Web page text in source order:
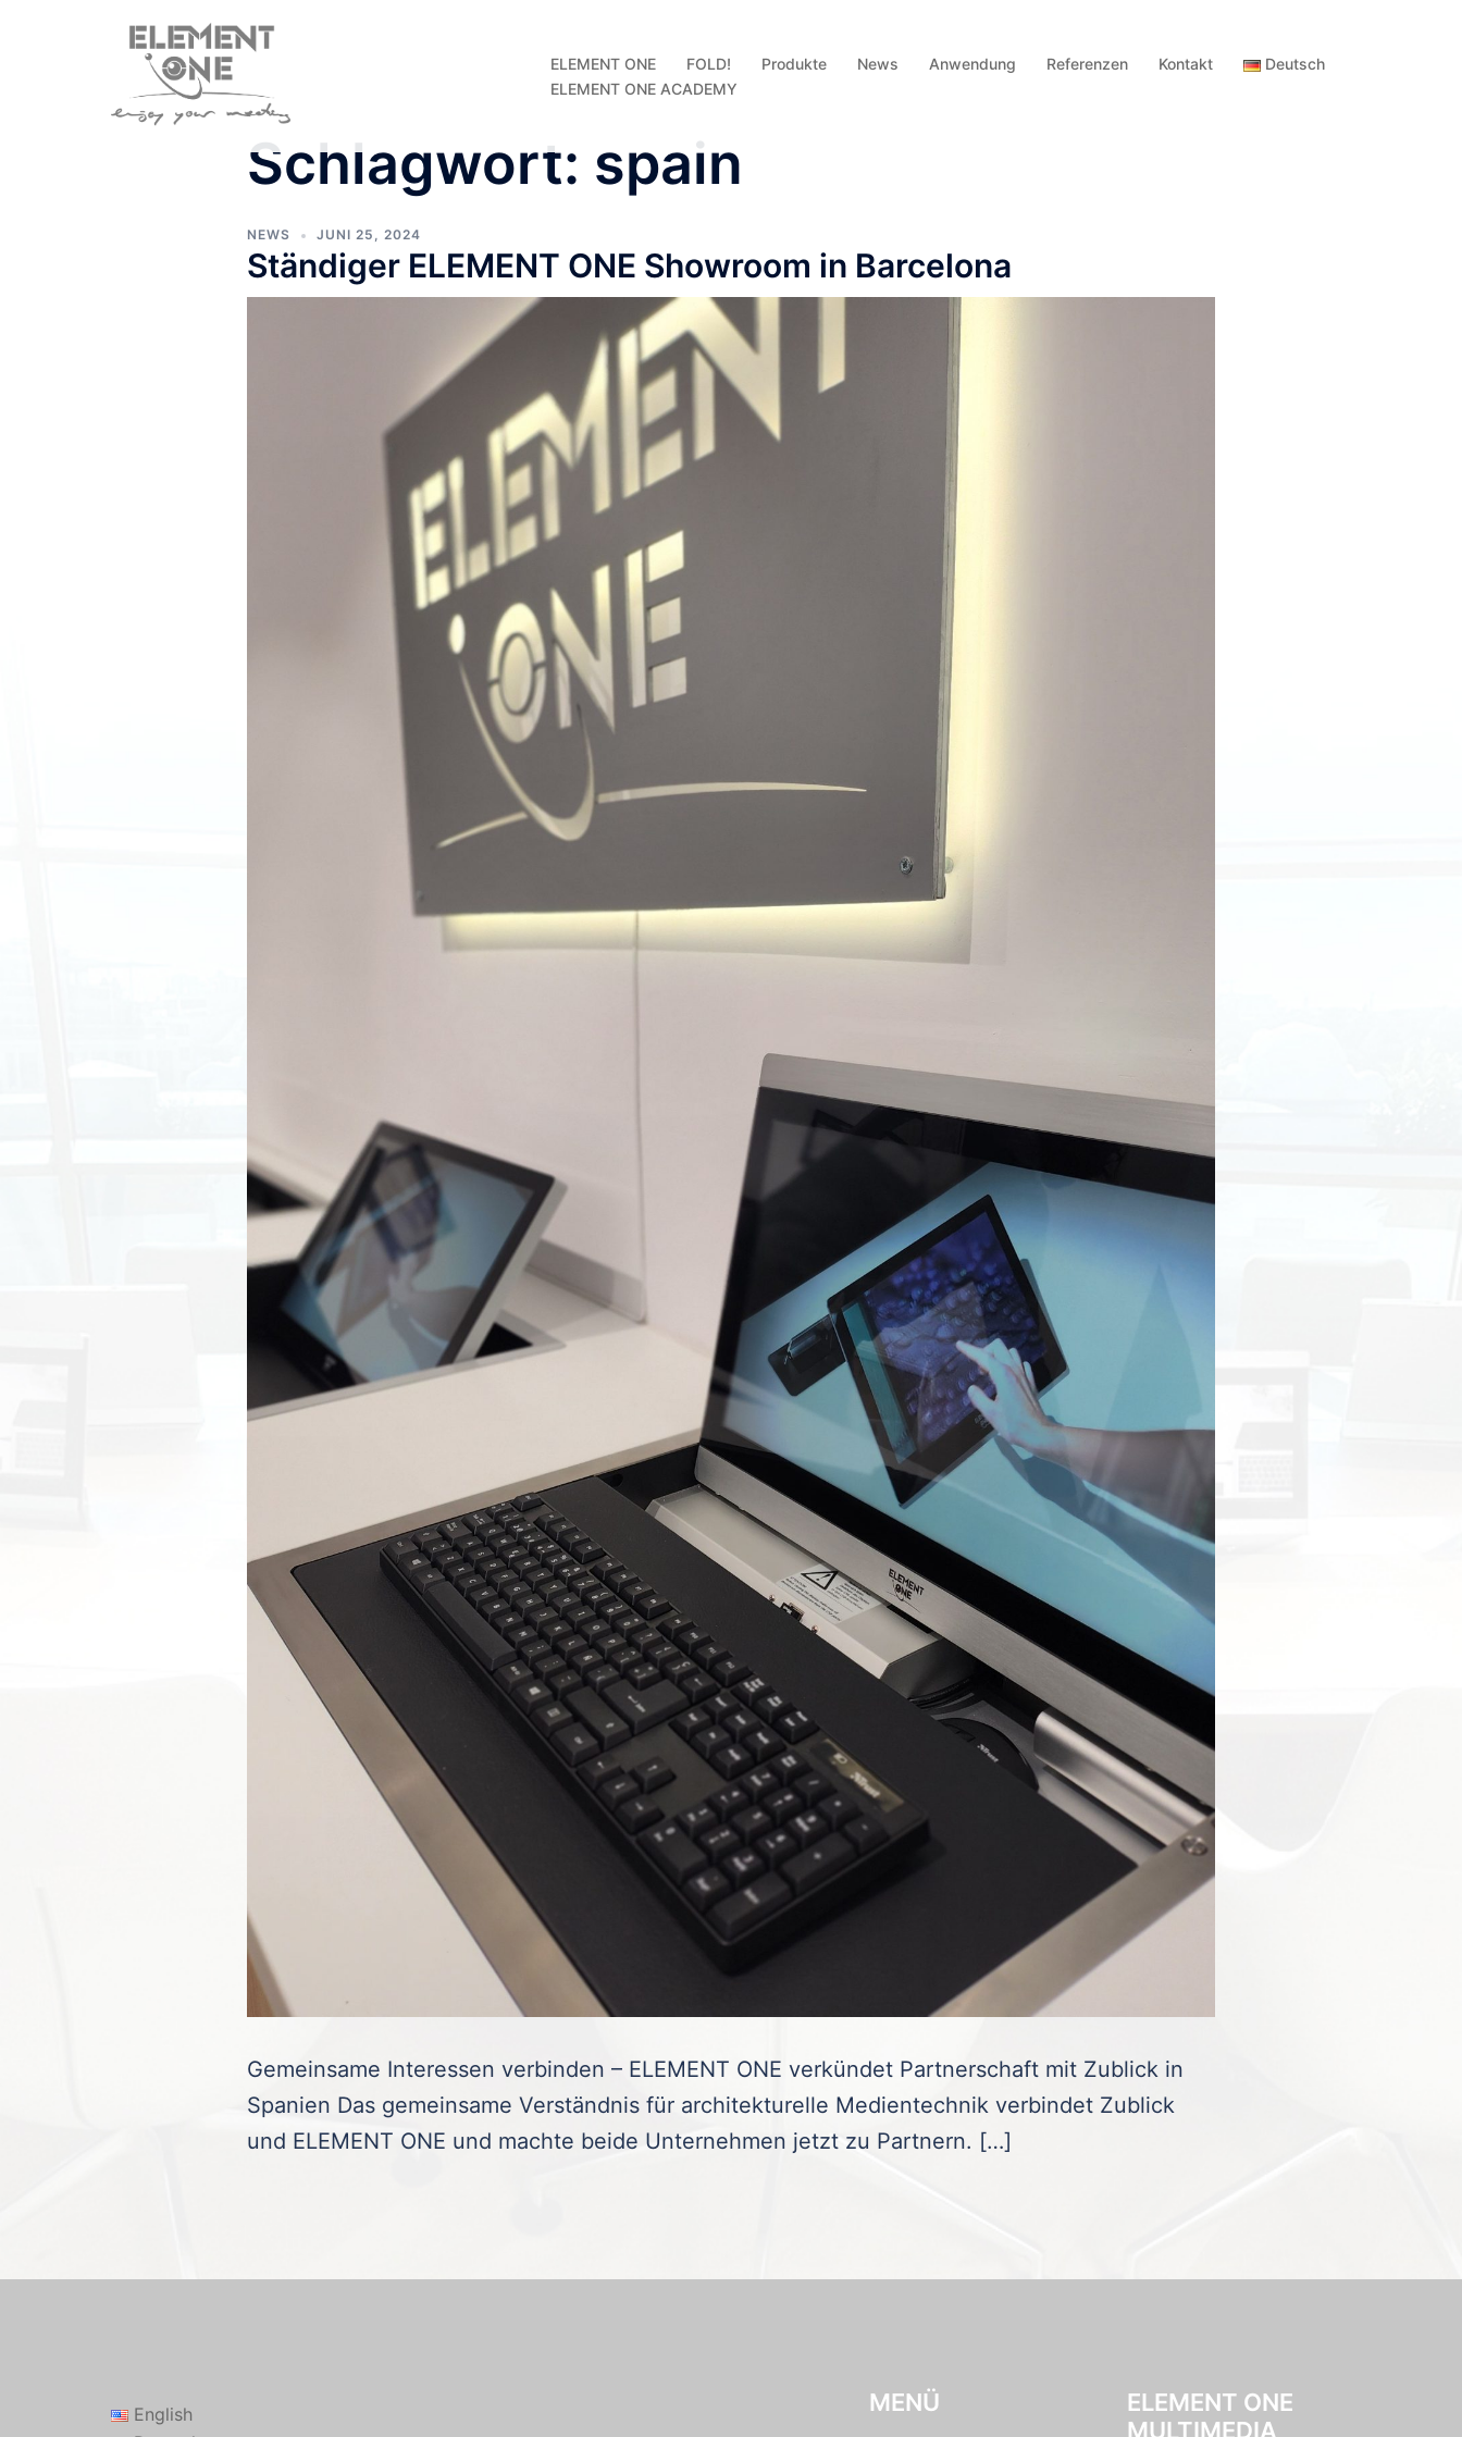
ELEMENT ONE FOLD! Produkte News Anwendung Referenzen Kontakt
Deutsch
ELEMENT ONE ACADEMY
Schlagwort: spain
NEWS JUNI 25, 2024
Ständiger ELEMENT ONE Showroom in Barcelona
Gemeinsame Interessen verbinden – ELEMENT ONE verkündet Partnerschaft mit Zublick in
Spanien Das gemeinsame Verständnis für architekturelle Medientechnik verbindet Zublick
und ELEMENT ONE und machte beide Unternehmen jetzt zu Partnern. […]
English
MENÜ
ELEMENT ONE
MULTIMEDIA